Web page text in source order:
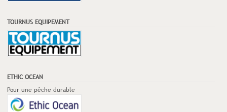
TOURNUS EQUIPEMENT
ETHIC OCEAN
Pour une pêche durable